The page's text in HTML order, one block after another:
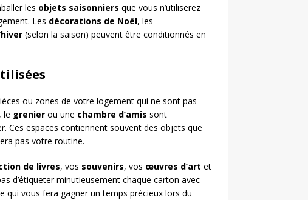
les objets saisonniers que vous n’utiliserez
Les décorations de Noël, les
hiver(selon la saison) peuvent être conditionnés en
ou zones de votre logement qui ne sont pas
, le grenierou une chambre d’amis sont
Ces espaces contiennent souvent des objets que
pas votre routine.
de livres, vos souvenirs, vos œuvres d’art et
d’étiqueter minutieusement chaque carton avec
qui vous fera gagner un temps précieux lors du